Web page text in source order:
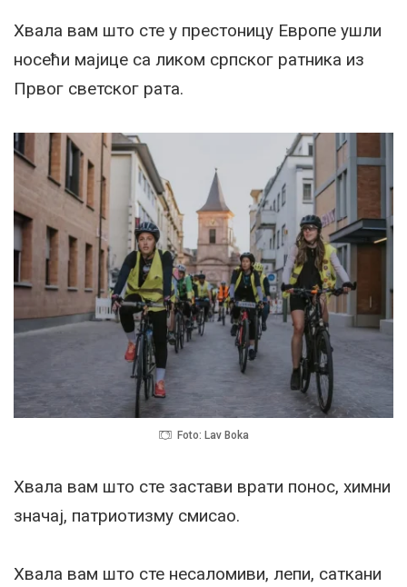
Хвала вам што сте у престоницу Европе ушли
носећи мајице са ликом српског ратника из
Првог светског рата.
Foto: Lav Boka
Хвала вам што сте застави врати понос, химни
значај, патриотизму смисао.
Хвала вам што сте несаломиви, лепи, саткани